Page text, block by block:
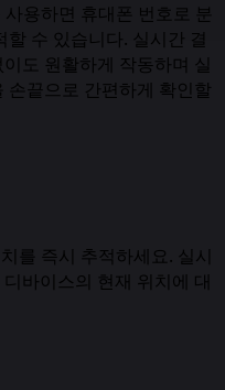
용하면 휴대폰 번호로 분
수 있습니다. 실시간 결
도 원활하게 작동하며 실
손끝으로 간편하게 확인할
를 즉시 추적하세요. 실시
바이스의 현재 위치에 대